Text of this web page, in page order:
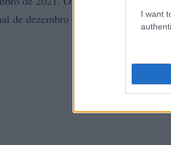
I want
de dezembro de 2021 $ 0,2143,